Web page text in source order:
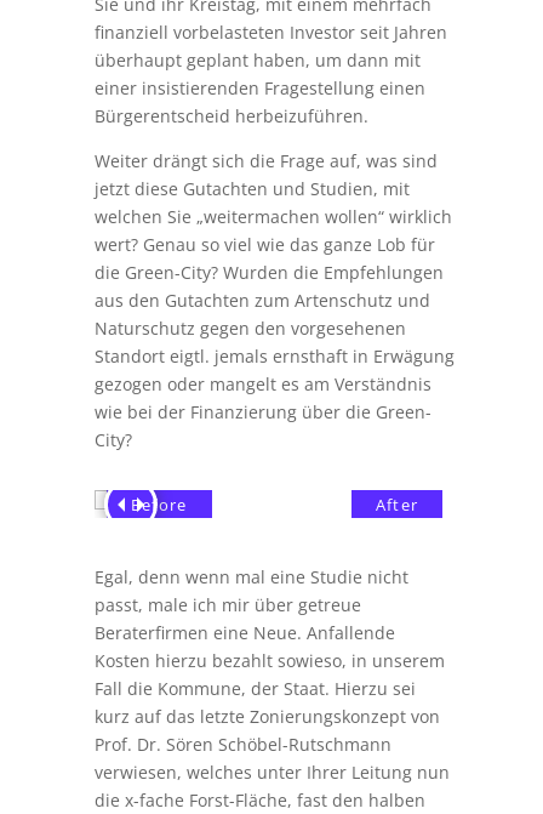
Sie und ihr Kreistag, mit einem mehrfach
finanziell vorbelasteten Investor seit Jahren
überhaupt geplant haben, um dann mit
einer insistierenden Fragestellung einen
Bürgerentscheid herbeizuführen.
Weiter drängt sich die Frage auf, was sind
jetzt diese Gutachten und Studien, mit
welchen Sie „weitermachen wollen“ wirklich
wert? Genau so viel wie das ganze Lob für
die Green-City? Wurden die Empfehlungen
aus den Gutachten zum Artenschutz und
Naturschutz gegen den vorgesehenen
Standort eigtl. jemals ernsthaft in Erwägung
gezogen oder mangelt es am Verständnis
wie bei der Finanzierung über die Green-
City?
Egal, denn wenn mal eine Studie nicht
passt, male ich mir über getreue
Beraterfirmen eine Neue. Anfallende
Kosten hierzu bezahlt sowieso, in unserem
Fall die Kommune, der Staat. Hierzu sei
kurz auf das letzte Zonierungskonzept von
Prof. Dr. Sören Schöbel-Rutschmann
verwiesen, welches unter Ihrer Leitung nun
die x-fache Forst-Fläche, fast den halben